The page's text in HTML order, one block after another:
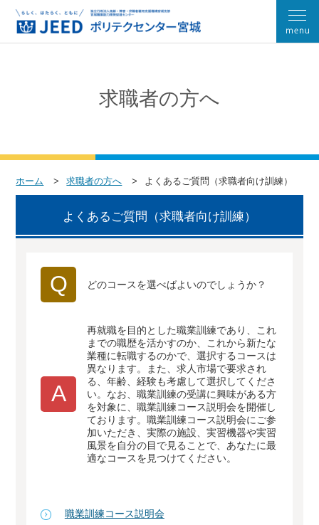
求職者の方へ
ホーム 求職者の方へ よくあるご質問（求職者向け訓練）
よくあるご質問（求職者向け訓練）
Q どのコースを選べばよいのでしょうか？
A
再就職を目的とした職業訓練であり、これ
までの職歴を活かすのか、これから新たな
業種に転職するのかで、選択するコースは
異なります。また、求人市場で要求され
る、年齢、経験も考慮して選択してくださ
い。なお、職業訓練の受講に興味がある方
を対象に、職業訓練コース説明会を開催し
ております。職業訓練コース説明会にご参
加いただき、実際の施設、実習機器や実習
風景を自分の目で見ることで、あなたに最
適なコースを見つけてください。
職業訓練コース説明会